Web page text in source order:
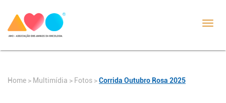
Home > Multimídia > Fotos >Corrida Outubro Rosa 2025